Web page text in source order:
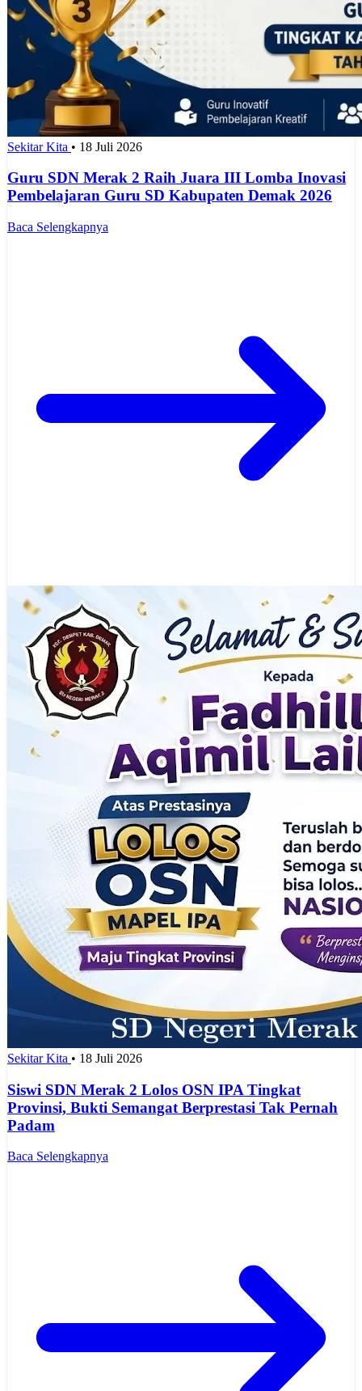
Sekitar Kita • 18 Juli 2026
Guru SDN Merak 2 Raih Juara III Lomba Inovasi
Pembelajaran Guru SD Kabupaten Demak 2026
Baca Selengkapnya
Sekitar Kita • 18 Juli 2026
Siswi SDN Merak 2 Lolos OSN IPA Tingkat
Provinsi, Bukti Semangat Berprestasi Tak Pernah
Padam
Baca Selengkapnya